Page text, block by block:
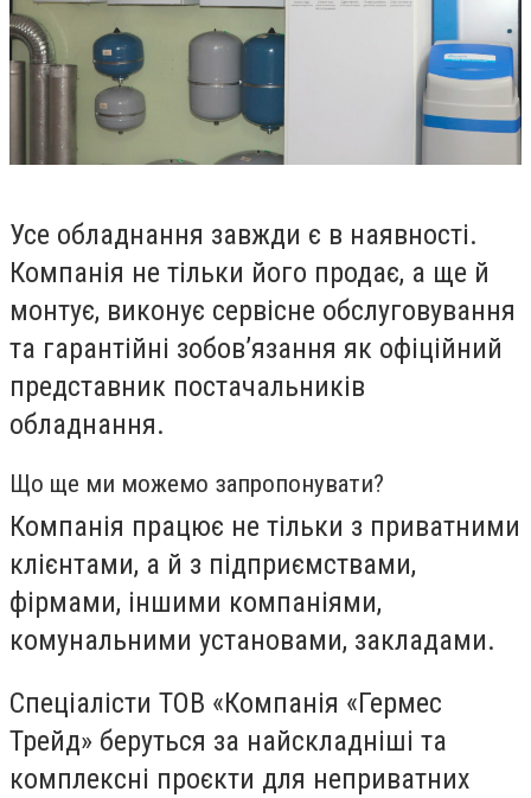
Усе обладнання завжди є в наявності.
Компанія не тільки його продає, а ще й
монтує, виконує сервісне обслуговування
та гарантійні зобов’язання як офіційний
представник постачальників
обладнання.
Що ще ми можемо запропонувати?
Компанія працює не тільки з приватними
клієнтами, а й з підприємствами,
фірмами, іншими компаніями,
комунальними установами, закладами.
Спеціалісти ТОВ «Компанія «Гермес
Трейд» беруться за найскладніші та
комплексні проєкти для неприватних